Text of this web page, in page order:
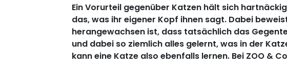
Ein Vorurteil gegenüber Katzen hält sich
das, was ihr eigener Kopf ihnen sagt. Dabei
herangewachsen ist, dass tatsächlich das
und dabei so ziemlich alles gelernt, was in der
kann eine Katze also ebenfalls lernen. Bei ZOO &